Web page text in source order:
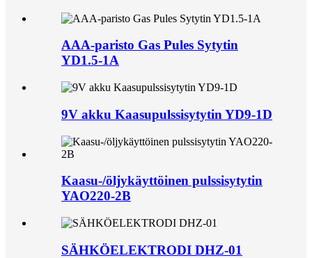
AAA-paristo Gas Pules Sytytin
YD1.5-1A
9V akku Kaasupulssisytytin YD9-1D
Kaasu-/öljykäyttöinen pulssisytytin
YAO220-2B
SÄHKÖELEKTRODI DHZ-01